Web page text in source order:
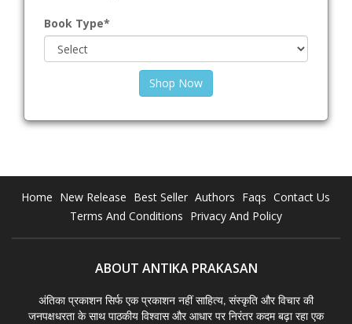
Book Type*
Shop Now
Home New Release Best Seller Authors Faqs Contact Us
Terms And Conditions Privacy And Policy
ABOUT ANTIKA PRAKASAN
अंतिका प्रकाशन सिर्फ एक प्रकाशन नहीं साहित्य, संस्कृति और विचार की
जनपक्षधरता के साथ पाठकीय विश्वास और आधार पर निरंतर कदम बढ़ा रहा एक